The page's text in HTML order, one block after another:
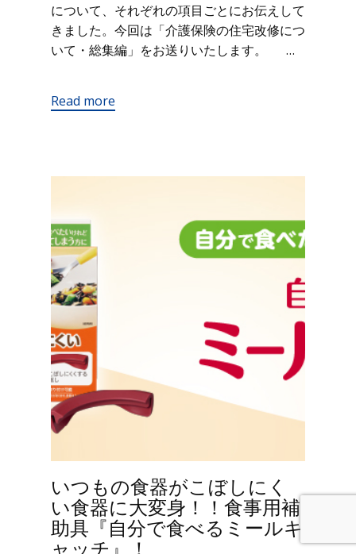
について、それぞれの項目ごとにお伝えして
きました。今回は「介護保険の住宅改修につ
いて・総集編」をお送りいたします。 …
Read more
いつもの食器がこぼしにく
い食器に大変身！！食事用補
助具『自分で食べるミールキ
ャッチ』！